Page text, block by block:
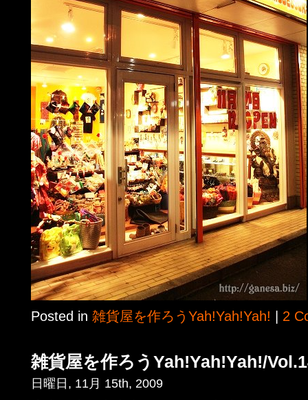
Posted in 雑貨屋を作ろうYah!Yah!Yah! 2
雑貨屋を作ろうYah!Yah!Yah!/
日曜日, 11月 15th, 2009